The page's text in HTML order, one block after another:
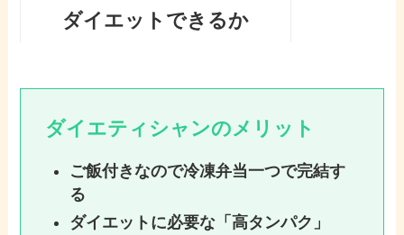
ダイエットできるか
ダイエティシャンのメリット
ご飯付きなので冷凍弁当一つで完結す
る
ダイエットに必要な「高タンパク」